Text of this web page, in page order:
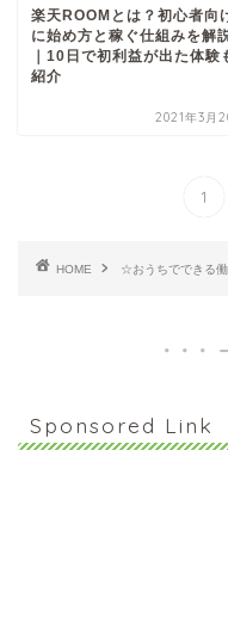
楽天ROOMとは？初心者向
に始め方と稼ぐ仕組みを解
｜10日で初利益が出た体験
紹介
2021年3月
1
HOME ☆おうちでできる
Sponsored Link